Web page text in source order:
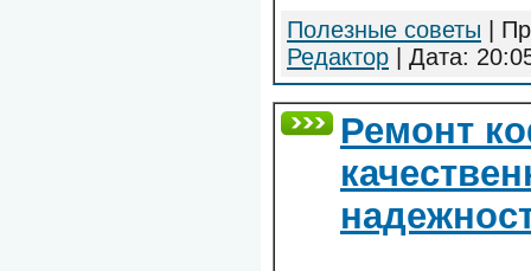
Полезные советы |
Редактор | Дата:
Ремонт